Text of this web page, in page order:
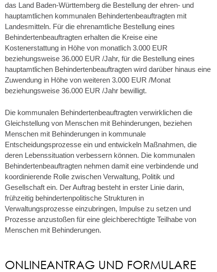
das Land Baden-Württemberg die Bestellung der ehren- und
hauptamtlichen kommunalen Behindertenbeauftragten mit
Landesmitteln. Für die ehrenamtliche Bestellung eines
Behindertenbeauftragten erhalten die Kreise eine
Kostenerstattung in Höhe von monatlich 3.000 EUR
beziehungsweise 36.000 EUR /Jahr, für die Bestellung eines
hauptamtlichen Behindertenbeauftragten wird darüber hinaus eine
Zuwendung in Höhe von weiteren 3.000 EUR /Monat
beziehungsweise 36.000 EUR /Jahr bewilligt.
Die kommunalen Behindertenbeauftragten verwirklichen die
Gleichstellung von Menschen mit Behinderungen, beziehen
Menschen mit Behinderungen in kommunale
Entscheidungsprozesse ein und entwickeln Maßnahmen, die
deren Lebenssituation verbessern können. Die kommunalen
Behindertenbeauftragten nehmen damit eine verbindende und
koordinierende Rolle zwischen Verwaltung, Politik und
Gesellschaft ein. Der Auftrag besteht in erster Linie darin,
frühzeitig behindertenpolitische Strukturen in
Verwaltungsprozesse einzubringen, Impulse zu setzen und
Prozesse anzustoßen für eine gleichberechtigte Teilhabe von
Menschen mit Behinderungen.
ONLINEANTRAG UND FORMULARE